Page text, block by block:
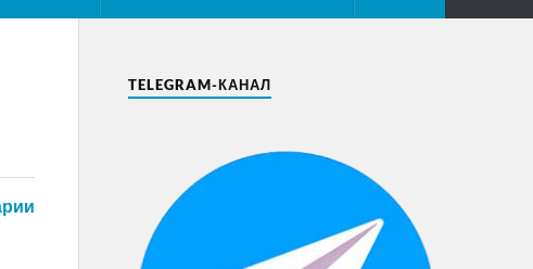
TELEGRAM-КАНАЛ